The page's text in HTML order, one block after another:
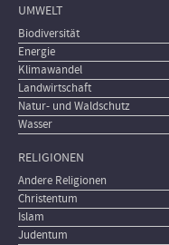
UMWELT
Biodiversität
Energie
Klimawandel
Landwirtschaft
Natur- und Waldschutz
Wasser
RELIGIONEN
Andere Religionen
Christentum
Islam
Judentum